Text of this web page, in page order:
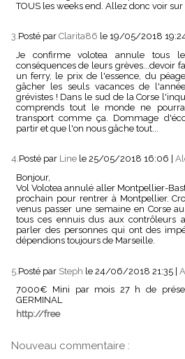
TOUS les weeks end. Allez donc voir
3.Posté par Clarita86 le 19/05/2018
Je confirme volotea annule tous
conséquences de leurs grèves...devoir
un ferry, le prix de l'essence, du
gâcher les seuls vacances de
grévistes ! Dans le sud de la Corse
comprends tout le monde ne
transport comme ça. Dommage
partir et que l'on nous gâche tout...
4.Posté par Line le 25/05/2018 16:06
Bonjour,
Vol Volotea annulé aller Montpellier-
prochain pour rentrer à Montpellier.
venus passer une semaine en Corse
tous ces ennuis dus aux contrôleurs
parler des personnes qui ont des
dépendions toujours de Marseille.
5. Posté par Steph le 24/06/2018 21:35 |
7000€ Mini par mois 27 h de
GERMINAL
http://free
Nouveau commentaire :